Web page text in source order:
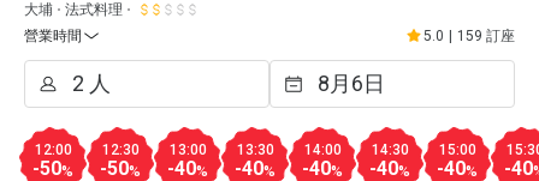
大埔
法式料理
營業時間
5.0 159 訂座
12:00
-50%
12:30
-50%
13:00
-40%
13:30
-40%
14:00
-40%
14:30
-40%
15:00
-40% -40